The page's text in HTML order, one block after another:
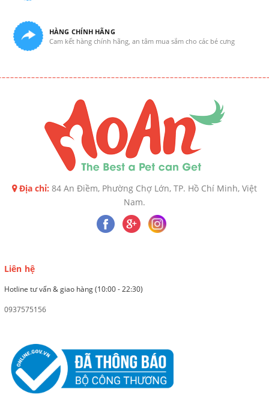
HÀNG CHÍNH HÃNG
Cam kết hàng chính hãng, an tâm mua sắm cho các bé cưng
Địa chỉ: 84 An Điềm, Phường Chợ Lớn, TP. Hồ Chí Minh, Việt
Nam.
Liên hệ
Hotline tư vấn & giao hàng (10:00 - 22:30)
0937575156